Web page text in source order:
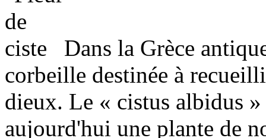
Dans la Grèce
corbeille destinée à
dieux. Le « cistus albidus
aujourd'hui une plante de